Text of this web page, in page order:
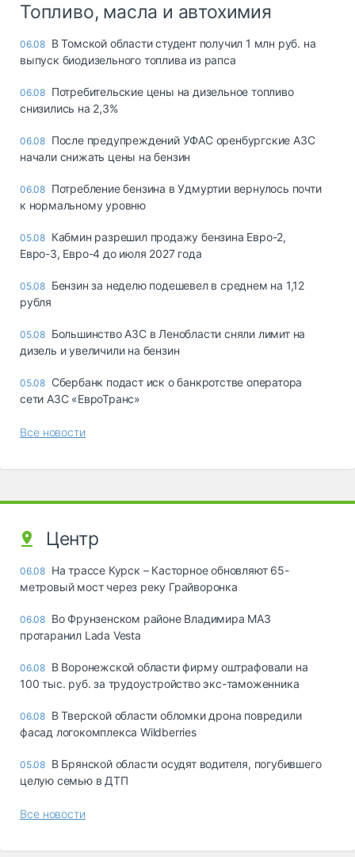
Топливо, масла и автохимия
06.08 В Томской области студент получил 1 млн руб. на
выпуск биодизельного топлива из рапса
06.08 Потребительские цены на дизельное топливо
снизились на 2,3%
06.08 После предупреждений УФАС оренбургские АЗС
начали снижать цены на бензин
06.08 Потребление бензина в Удмуртии вернулось почти
к нормальному уровню
05.08 Кабмин разрешил продажу бензина Евро-2,
Евро-3, Евро-4 до июля 2027 года
05.08 Бензин за неделю подешевел в среднем на 1,12
рубля
05.08 Большинство АЗС в Ленобласти сняли лимит на
дизель и увеличили на бензин
05.08 Сбербанк подаст иск о банкротстве оператора
сети АЗС «ЕвроТранс»
Все новости
Центр
06.08 На трассе Курск – Касторное обновляют 65-
метровый мост через реку Грайворонка
06.08 Во Фрунзенском районе Владимира МАЗ
протаранил Lada Vesta
06.08 В Воронежской области фирму оштрафовали на
100 тыс. руб. за трудоустройство экс-таможенника
06.08 В Тверской области обломки дрона повредили
фасад логокомплекса Wildberries
05.08 В Брянской области осудят водителя, погубившего
целую семью в ДТП
Все новости